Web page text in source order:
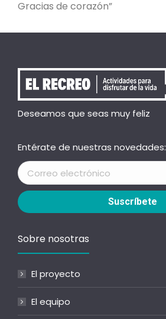
Gracias de corazón”
Deseamos que seas muy feliz
Entérate de nuestras novedades:
Sobre nosotras
El proyecto
El equipo